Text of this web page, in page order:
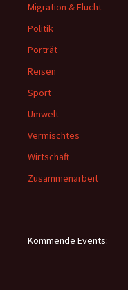
Migration & Flucht
Politik
Porträt
Reisen
Sport
Umwelt
Vermischtes
Wirtschaft
Zusammenarbeit
Kommende Events: